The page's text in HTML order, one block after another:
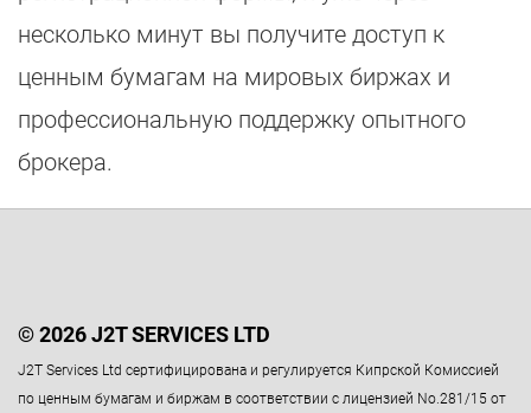
несколько минут вы получите доступ к
ценным бумагам на мировых биржах и
профессиональную поддержку опытного
брокера.
© 2026 J2T SERVICES LTD
J2T Services Ltd сертифицирована и регулируется Кипрской Комиссией
по ценным бумагам и биржам в соответствии с лицензией No.281/15 от